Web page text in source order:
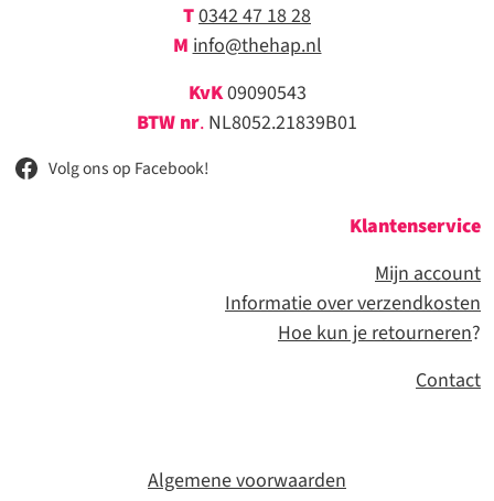
T0342 47 18 28
M info@thehap.nl
KvK09090543
BTW nr. NL8052.21839B01
Volg ons op Facebook!
Klantenservice
Mijn account
Informatie over verzendkosten
Hoe kun je retourneren?
Contact
Algemene voorwaarden